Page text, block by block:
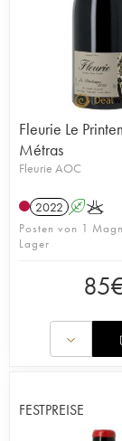
Fleurie Le
Métras
Fleurie AOC
2022 AK
Posten von 1
Lager
85
FESTPREISE